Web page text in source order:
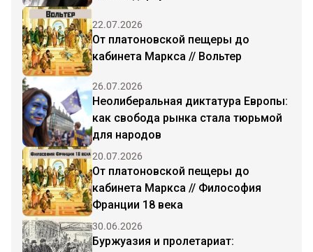
22.07.2026
От платоновской пещеры до
кабинета Маркса // Вольтер
26.07.2026
Неолиберальная диктатура Европы:
как свобода рынка стала тюрьмой
для народов
20.07.2026
От платоновской пещеры до
кабинета Маркса // Философия
Франции 18 века
30.06.2026
Буржуазия и пролетариат: